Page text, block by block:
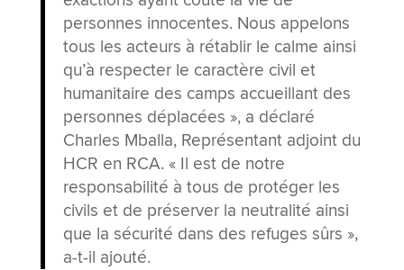
personnes innocentes. Nous appelons
tous les acteurs à rétablir le calme ainsi
qu’à respecter le caractère civil et
humanitaire des camps accueillant des
personnes déplacées », a déclaré
Charles Mballa, Représentant adjoint du
HCR en RCA. « Il est de notre
responsabilité à tous de protéger les
civils et de préserver la neutralité ainsi
que la sécurité dans des refuges sûrs »,
a-t-il ajouté.